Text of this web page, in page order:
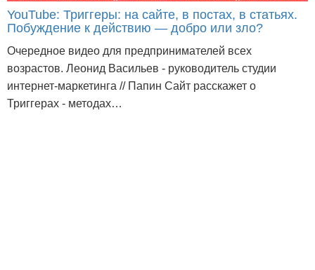
YouTube: Триггеры: на сайте, в постах, в статьях.
Побуждение к действию — добро или зло?
Очередное видео для предпринимателей всех
возрастов. Леонид Васильев - руководитель студии
интернет-маркетинга // Папин Сайт расскажет о
Триггерах - методах…